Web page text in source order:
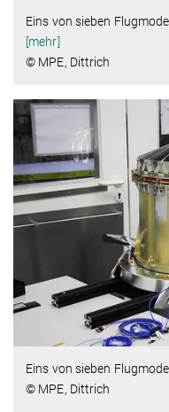
Eins von sieben
[mehr]
© MPE, Dittrich
Eins von sieben
© MPE, Dittrich